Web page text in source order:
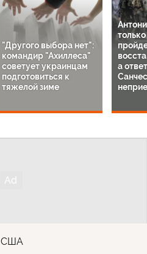
"Другого выбора нет":
командир "Ахиллеса"
советует украинцам
подготовиться к
тяжелой зиме
а
США